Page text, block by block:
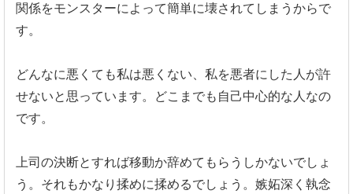
関係をモンスターによって簡単に壊されて しまうからで
す。
どんなに悪くても私は悪くない、 私を悪者にした人が許
せないと思っています。
どこまでも自己中心的な人なの
です。
上司の決断とすれば移動か辞めてもらうしかないでしょ
う。 それもかなり揉めに揉めるでしょう。 嫉妬深く執念